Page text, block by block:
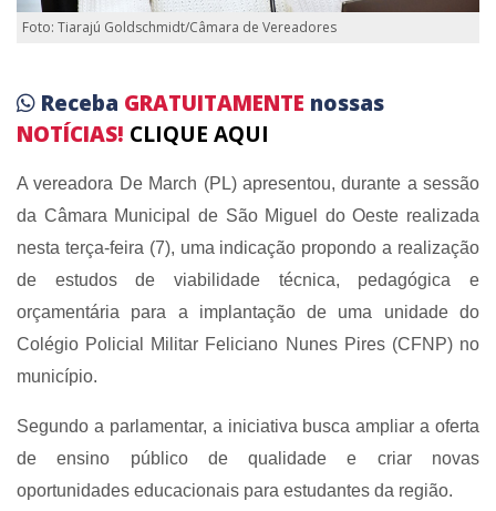
Foto: Tiarajú Goldschmidt/Câmara de Vereadores
Receba GRATUITAMENTE nossas
NOTÍCIAS! CLIQUE AQUI
A vereadora De March (PL) apresentou, durante a sessão
da Câmara Municipal de São Miguel do Oeste realizada
nesta terça-feira (7), uma indicação propondo a realização
de estudos de viabilidade técnica, pedagógica e
orçamentária para a implantação de uma unidade do
Colégio Policial Militar Feliciano Nunes Pires (CFNP) no
município.
Segundo a parlamentar, a iniciativa busca ampliar a oferta
de ensino público de qualidade e criar novas
oportunidades educacionais para estudantes da região.